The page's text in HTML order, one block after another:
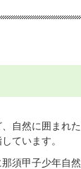
自然に囲まれ
ています。
須甲子少年自